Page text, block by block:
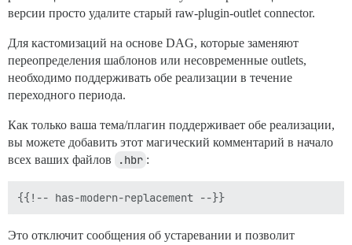
версии просто удалите старый raw-plugin-outlet connector.
Для кастомизаций на основе DAG, которые заменяют
переопределения шаблонов или несовременные outlets,
необходимо поддерживать обе реализации в течение
переходного периода.
Как только ваша тема/плагин поддерживает обе реализации,
вы можете добавить этот магический комментарий в начало
всех ваших файлов
.hbr :
Это отключит сообщения об устаревании и позволит